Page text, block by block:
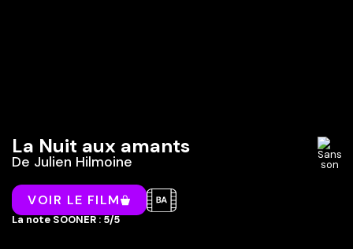
La Nuit aux amants
De Julien Hilmoine
VOIR LE FILM
La note SOONER : 5/5